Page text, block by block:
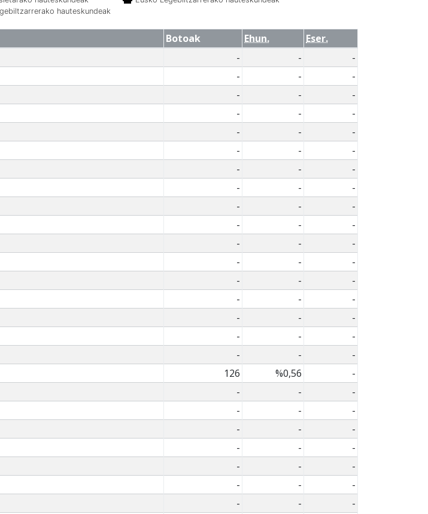
hauteskundeak
Botoak Ehun.
Eser.
- -
-
- -
-
- -
-
- -
-
- -
-
- -
-
- -
-
- -
-
- -
-
- -
-
- -
-
- -
-
- -
-
- -
-
- -
-
- -
-
- -
-
126 %0,56
-
- -
-
- -
-
- -
-
- -
-
- -
-
- -
-
- -
-